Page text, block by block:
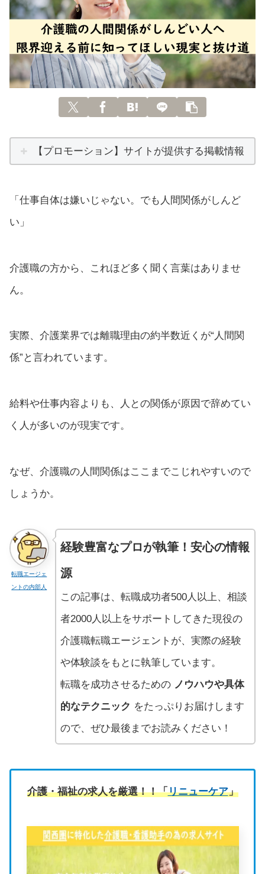
【プロモーション】サイトが提供する掲載情報
「仕事自体は嫌いじゃない。でも人間関係がしんど
い」
介護職の方から、これほど多く聞く言葉はありませ
ん。
実際、介護業界では離職理由の約半数近くが“人間関
係”と言われています。
給料や仕事内容よりも、人との関係が原因で辞めてい
く人が多いのが現実です。
なぜ、介護職の人間関係はここまでこじれやすいので
しょうか。
転職エージェ
ントの内部人
経験豊富なプロが執筆！安心の情報
源
この記事は、転職成功者500人以上、相談
者2000人以上をサポートしてきた現役の
介護職転職エージェントが、実際の経験
や体験談をもとに執筆しています。
転職を成功させるための ノウハウや具体
的なテクニック をたっぷりお届けします
ので、ぜひ最後までお読みください！
介護・福祉の求人を厳選！！「リニューケア」